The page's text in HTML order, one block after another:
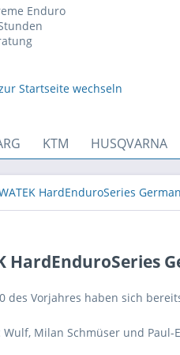
Enduro
KTM HUSQVARNA
HardEnduroSeries
erforderlich sind und
HardEnduroSeries
des Vorjahres haben sich
Milan Schmüser und Paul-